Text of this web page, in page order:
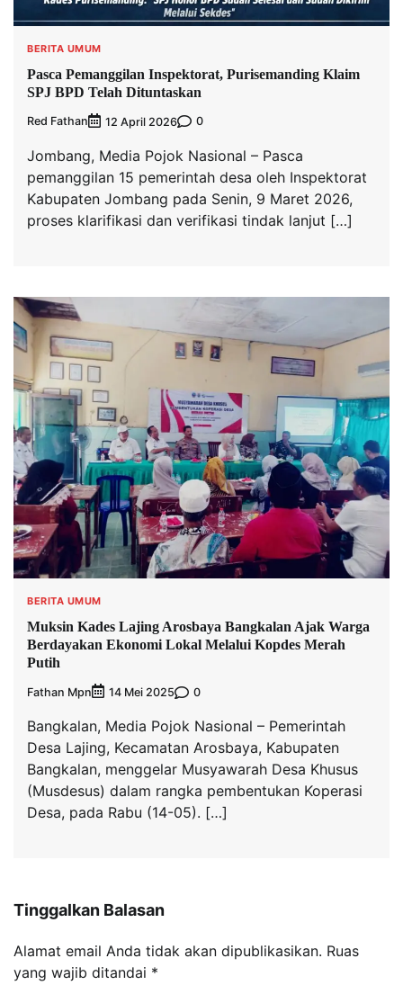
BERITA UMUM
Pasca Pemanggilan Inspektorat, Purisemanding Klaim
SPJ BPD Telah Dituntaskan
Red Fathan 12 April 2026 0
Jombang, Media Pojok Nasional – Pasca
pemanggilan 15 pemerintah desa oleh Inspektorat
Kabupaten Jombang pada Senin, 9 Maret 2026,
proses klarifikasi dan verifikasi tindak lanjut […]
BERITA UMUM
Muksin Kades Lajing Arosbaya Bangkalan Ajak Warga
Berdayakan Ekonomi Lokal Melalui Kopdes Merah
Putih
Fathan Mpn 14 Mei 2025 0
Bangkalan, Media Pojok Nasional – Pemerintah
Desa Lajing, Kecamatan Arosbaya, Kabupaten
Bangkalan, menggelar Musyawarah Desa Khusus
(Musdesus) dalam rangka pembentukan Koperasi
Desa, pada Rabu (14-05). […]
Tinggalkan Balasan
Alamat email Anda tidak akan dipublikasikan. Ruas
yang wajib ditandai *